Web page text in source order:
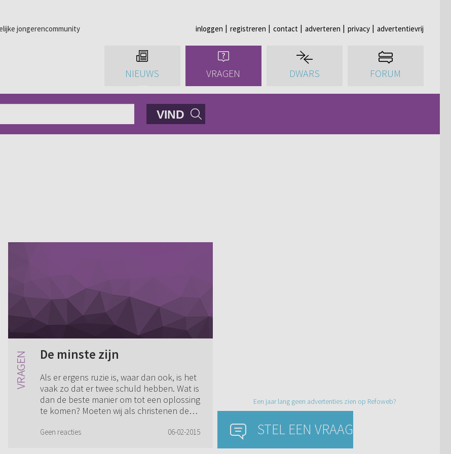
jongerencommunity inloggen registreren contact adverteren privacy advertentievrij
NIEUWS VRAGEN DWARS FORUM
VIND
De minste zijn
Als er ergens ruzie is, waar dan ook, is het
vaak zo dat er twee schuld hebben. Wat is
dan de beste manier om tot een oplossing
te komen? Moeten wij als christenen de
Geen reacties 06-02-2015
Een jaar lang geen advertenties zien op Refoweb?
STEL EEN VRAAG